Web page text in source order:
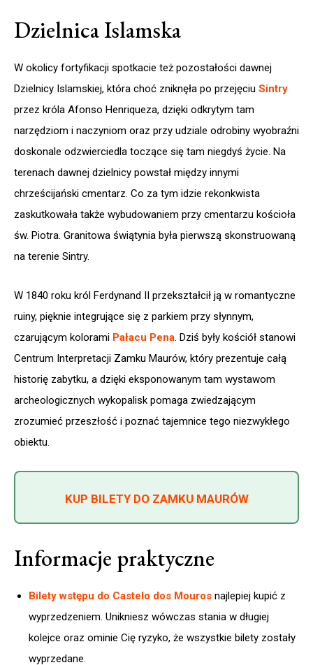
Dzielnica Islamska
W okolicy fortyfikacji spotkacie też pozostałości dawnej
Dzielnicy Islamskiej, która choć zniknęła po przejęciu Sintry
przez króla Afonso Henriqueza, dzięki odkrytym tam
narzędziom i naczyniom oraz przy udziale odrobiny wyobraźni
doskonale odzwierciedla toczące się tam niegdyś życie. Na
terenach dawnej dzielnicy powstał między innymi
chrześcijański cmentarz. Co za tym idzie rekonkwista
zaskutkowała także wybudowaniem przy cmentarzu kościoła
św. Piotra. Granitowa świątynia była pierwszą skonstruowaną
na terenie Sintry.
W 1840 roku król Ferdynand II przekształcił ją w romantyczne
ruiny, pięknie integrujące się z parkiem przy słynnym,
czarującym kolorami Pałacu Pena. Dziś były kościół stanowi
Centrum Interpretacji Zamku Maurów, który prezentuje całą
historię zabytku, a dzięki eksponowanym tam wystawom
archeologicznych wykopalisk pomaga zwiedzającym
zrozumieć przeszłość i poznać tajemnice tego niezwykłego
obiektu.
KUP BILETY DO ZAMKU MAURÓW
Informacje praktyczne
Bilety wstępu do Castelo dos Mouros najlepiej kupić z
wyprzedzeniem. Unikniesz wówczas stania w długiej
kolejce oraz ominie Cię ryzyko, że wszystkie bilety zostały
wyprzedane.